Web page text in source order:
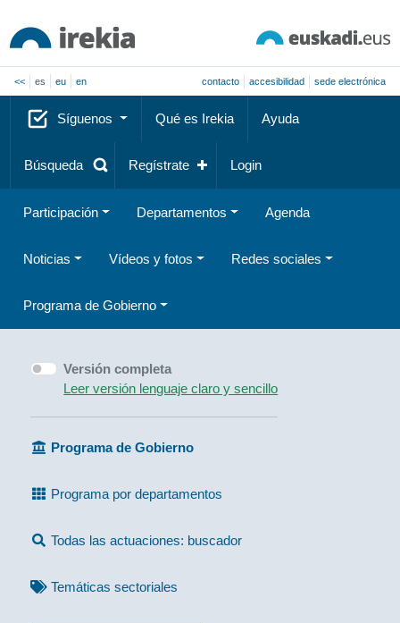
<< es eu en contacto accesibilidad sede electrónica
Síguenos Qué es Irekia Ayuda
Búsqueda Regístrate Login
Participación Departamentos Agenda
Noticias Vídeos y fotos Redes sociales
Programa de Gobierno
Versión completa
Leer versión lenguaje claro y sencillo
Programa de Gobierno
Programa por departamentos
Todas las actuaciones: buscador
Temáticas sectoriales